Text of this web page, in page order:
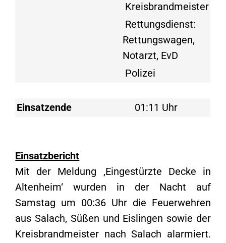
Kreisbrandmeister
Rettungsdienst:
Rettungswagen,
Notarzt, EvD
Polizei
Einsatzende 01:11 Uhr
Einsatzbericht
Mit der Meldung ‚Eingestürzte Decke in
Altenheim‘ wurden in der Nacht auf
Samstag um 00:36 Uhr die Feuerwehren
aus Salach, Süßen und Eislingen sowie der
Kreisbrandmeister nach Salach alarmiert.